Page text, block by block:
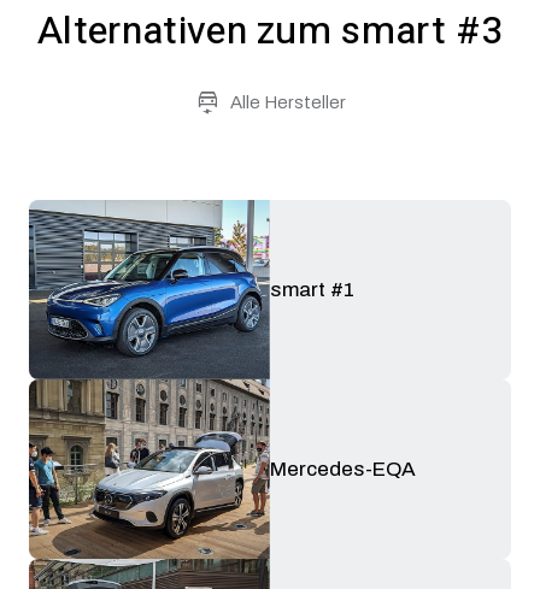
Alternativen zum smart #3
Alle Hersteller
smart #1
Mercedes-EQA